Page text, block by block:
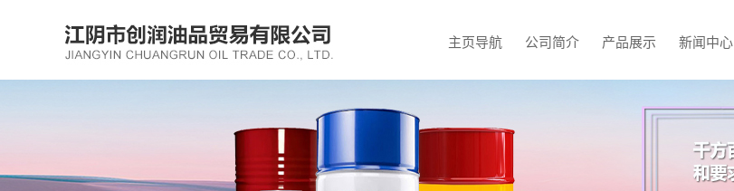
主页导航 公司简介 产品展示 新闻中心